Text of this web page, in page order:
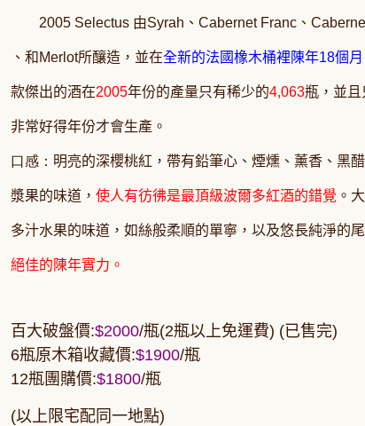
2005 Selectus 由Syrah 、 Cabernet Franc 、
、和 Merlot所釀造，並在全新的法國橡木桶裡陳年18個月
款傑出的酒在2005年份的產量只有稀少的4,063瓶，並且
非常好得年份才會生產。
口感： 明亮的深櫻桃紅，帶有鉛筆心、煙燻、薰香、黑
漿果的味道， 使人有彷彿是最頂級波爾多紅酒的錯覺 。
多汁水果的味道，如絲般柔順的單寧，以及悠長純淨的尾
絕佳的陳年實力。
百大破盤價:$2000/瓶(2瓶以上免運費) (已售完)
6瓶原木箱收藏價:$1900/瓶
12瓶團購價:$1800/瓶
(以上限宅配同一地點)